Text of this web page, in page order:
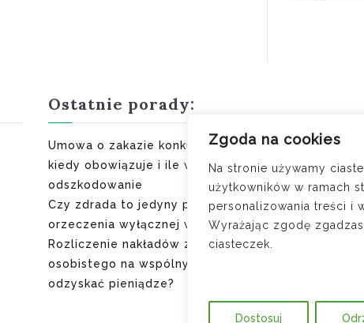
Zgoda na cookies
Na stronie używamy
użytkowników w ramach
personalizowania treści i
Wyrażając zgodę
ciasteczek.
Dostosuj
Ostatnie porady:
Umowa o zakazie konkurencji —
kiedy obowiązuje i ile wynosi
odszkodowanie
Czy zdrada to jedyny powód do
orzeczenia wyłącznej winy?
Rozliczenie nakładów z majątku
osobistego na wspólny dom – jak
odzyskać pieniądze?